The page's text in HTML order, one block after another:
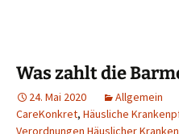
Was zahlt die
24. Mai 2020 Allgemein
CareKonkret, Häusliche
Verordnungen Häuslicher